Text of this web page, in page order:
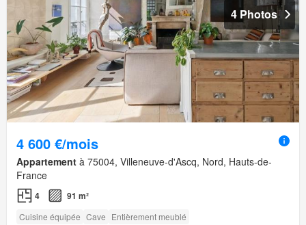
4 Photos
4 600 €/mois
Appartement à 75004, Villeneuve-d'Ascq, Nord, Hauts-de-
France
4 91 m²
Cuisine équipée Cave Entièrement meublé